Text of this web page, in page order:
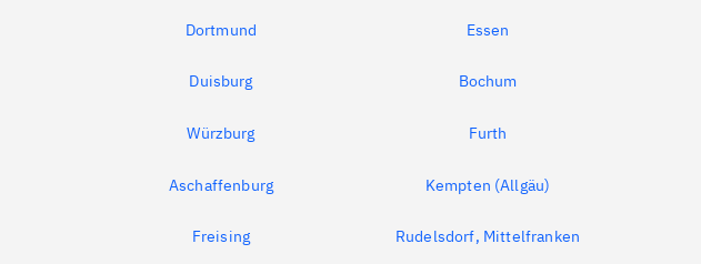
Dortmund Essen
Duisburg Bochum
Würzburg Furth
Aschaffenburg Kempten (Allgäu)
Freising Rudelsdorf, Mittelfranken